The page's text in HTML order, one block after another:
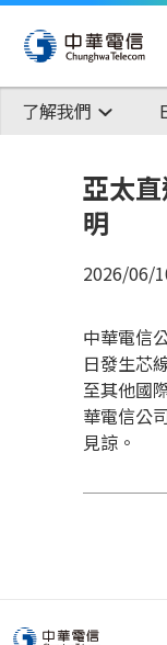
了解我們
亞太
明
2026/06/
中華電信
日發生芯
至其他國
華電信公
見諒。